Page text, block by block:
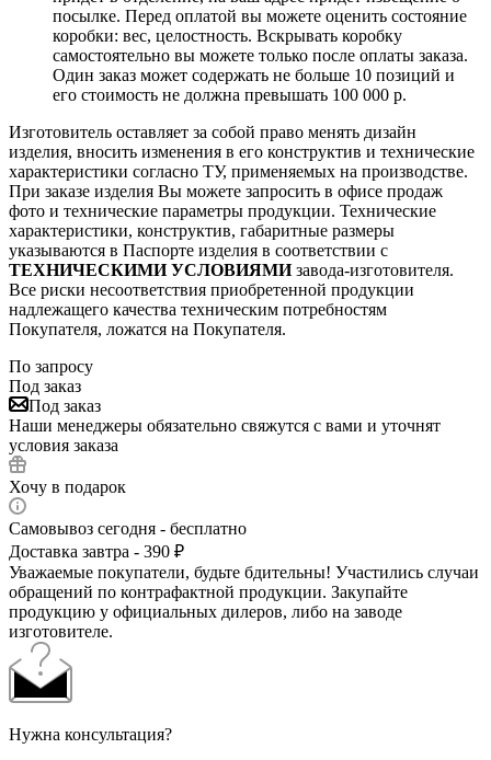
посылке. Перед оплатой вы можете оценить состояние
коробки: вес, целостность. Вскрывать коробку
самостоятельно вы можете только после оплаты заказа.
Один заказ может содержать не больше 10 позиций и
его стоимость не должна превышать 100 000 р.
Изготовитель оставляет за собой право менять дизайн
изделия, вносить изменения в его конструктив и технические
характеристики согласно ТУ, применяемых на производстве.
При заказе изделия Вы можете запросить в офисе продаж
фото и технические параметры продукции. Технические
характеристики, конструктив, габаритные размеры
указываются в Паспорте изделия в соответствии с
ТЕХНИЧЕСКИМИ УСЛОВИЯМИзавода-изготовителя.
Все риски несоответствия приобретенной продукции
надлежащего качества техническим потребностям
Покупателя, ложатся на Покупателя.
По запросу
Под заказ
Под заказ
Наши менеджеры обязательно свяжутся с вами и уточнят
условия заказа
Хочу в подарок
Самовывоз сегодня - бесплатно
Доставка завтра - 390 ₽
Уважаемые покупатели, будьте бдительны! Участились случаи
обращений по контрафактной продукции. Закупайте
продукцию у официальных дилеров, либо на заводе
изготовителе.
Нужна консультация?